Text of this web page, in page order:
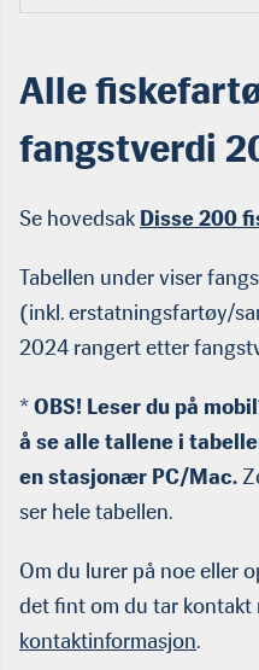
Alle
fangstverdi
Se hovedsak Disse 200
Tabellen under viser
(inkl. erstatningsfartøy/
2024 rangert etter
*OBS! Leser du på
å se alle tallene i
en stasjonær PC/Mac.
ser hele tabellen.
Om du lurer på noe eller
det fint om du tar kontakt
kontaktinformasjon.